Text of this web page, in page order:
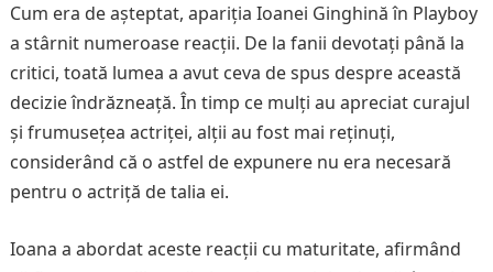
Cum era de așteptat, apariția Ioanei Ginghină în Playboy
a stârnit numeroase reacții. De la fanii devotați până la
critici, toată lumea a avut ceva de spus despre această
decizie îndrăzneață. În timp ce mulți au apreciat curajul
și frumusețea actriței, alții au fost mai reținuți,
considerând că o astfel de expunere nu era necesară
pentru o actriță de talia ei.
Ioana a abordat aceste reacții cu maturitate, afirmând